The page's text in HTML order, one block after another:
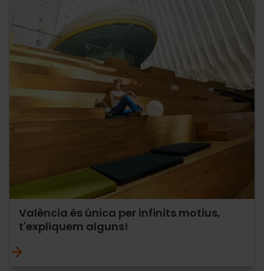
València és única per infinits motius,
t'expliquem alguns!